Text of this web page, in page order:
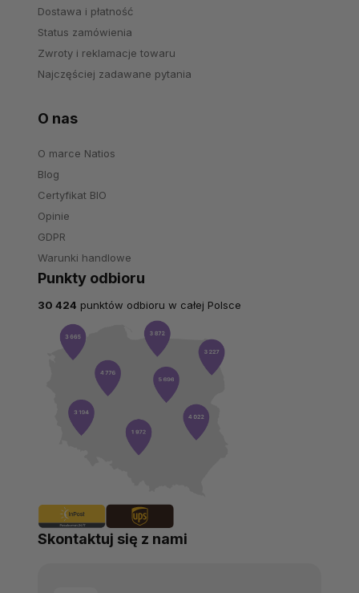
Dostawa i płatność
Status zamówienia
Zwroty i reklamacje towaru
Najczęściej zadawane pytania
O nas
O marce Natios
Blog
Certyfikat BIO
Opinie
GDPR
Warunki handlowe
Skontaktuj się z nami
Punkty odbioru
30 424 punktów odbioru w całej Polsce